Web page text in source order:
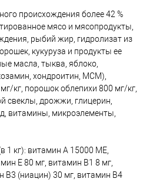
происхождения более 42 %
мясо и мясопродукты,
рыбий жир, гидролизат из
кукуруза и продукты ее
масла, тыква, яблоко,
хондроитин, МСМ),
кг, порошок облепихи 800 мг/кг,
свеклы, дрожжи, глицерин,
витамины, микроэлементы,
1 кг): витамин А 15000 МЕ,
E 80 мг, витамин B1 8 мг,
B3 (ниацин) 30 мг, витамин B4